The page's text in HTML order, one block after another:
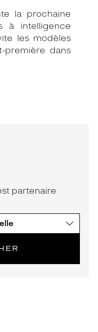
la prochaine
à intelligence
les modèles
première dans
partenaire